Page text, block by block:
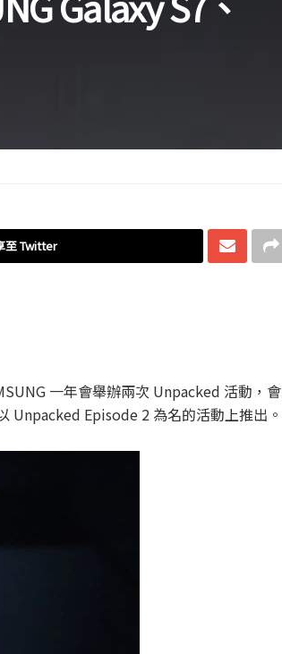
至 Twitter
一年會舉辦兩次 Unpacked 活動，會
Unpacked Episode 2 為名的活動上推出。